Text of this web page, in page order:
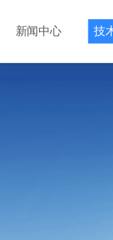
新闻中心 技